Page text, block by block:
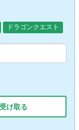
ドラゴンクエスト
け取る